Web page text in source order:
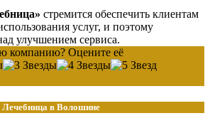
стремится обеспечить клиентам
услуг, и поэтому
улучшением сервиса.
компанию? Оцените её
в Волошине